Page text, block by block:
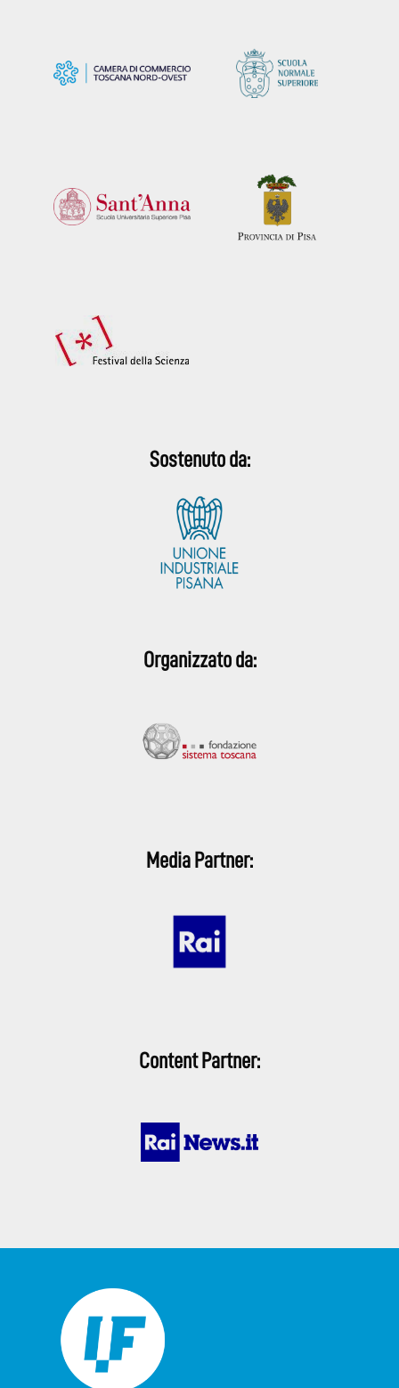
Sostenuto da:
Organizzato da:
Media Partner:
Content Partner: